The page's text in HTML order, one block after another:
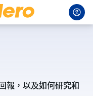
報，以及如何研究和
報，以及如何研究和